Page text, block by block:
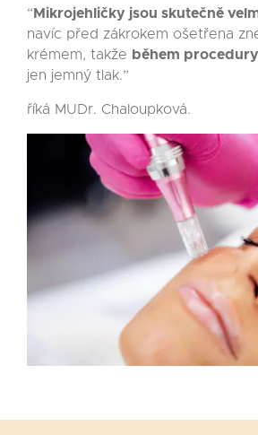
“ Mikrojehličky jsou skutečně
navíc před zákrokem ošetřena
krémem, takže během
jen jemný tlak.”
říká MUDr. Chaloupková.